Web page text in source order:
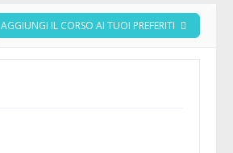
AGGIUNGI IL CORSO AI TUOI PREFERITI